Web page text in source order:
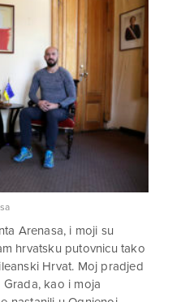
Arenasa, i moji su
hrvatsku putovnicu tako
Hrvat. Moj pradjed
kao i moja